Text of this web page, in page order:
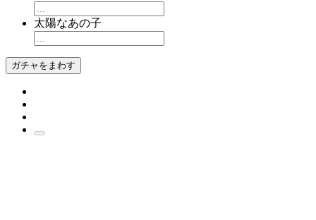
太陽なあの子
ガチャをまわす